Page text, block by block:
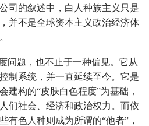
司的叙述中，白人种族主义只是
并不是全球资本主义政治经济体
问题，也不止于一种偏见。它从
制系统，并一直延续至今。它是
建构的“皮肤白色程度”为基础，
们社会、经济和政治权力。而依
有色人种则成为所谓的“他者”，